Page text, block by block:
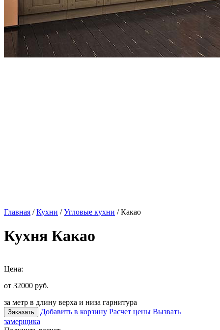
Главная /Кухни /Угловые кухни / Какао
Кухня Какао
Цена:
от 32000 руб.
за метр в длину верха и низа гарнитура
Заказать Добавить в корзину Расчет цены Вызвать
замерщика